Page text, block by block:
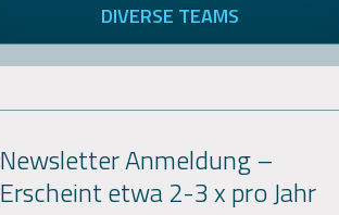
DIVERSE TEAMS
Newsletter Anmeldung –
Erscheint etwa 2-3 x pro Jahr